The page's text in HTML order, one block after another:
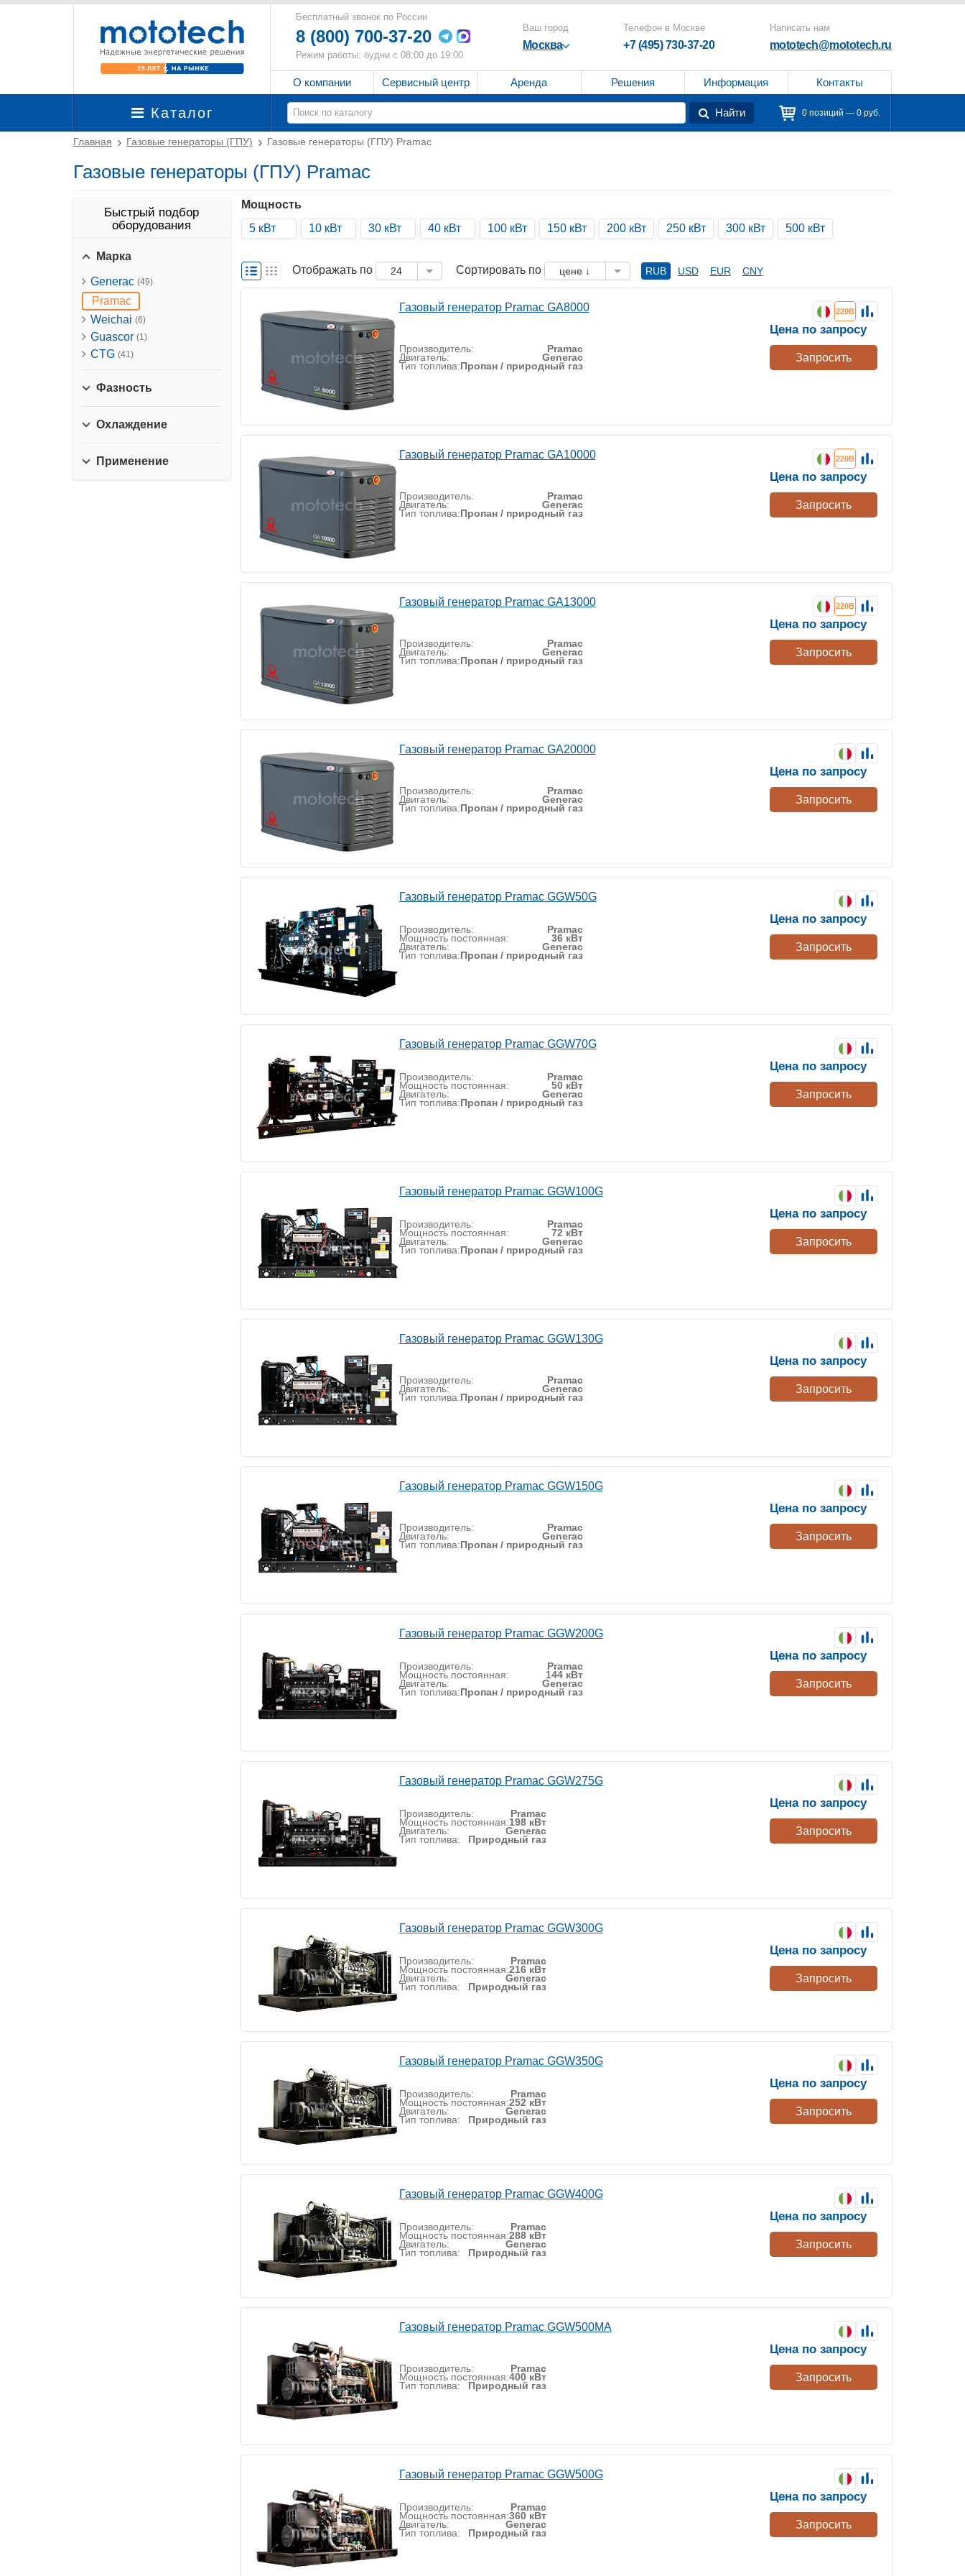
Бесплатный звонок по России
8 (800) 700-37-20
Режим работы: будни с 08:00 до 19:00
Ваш город
Москва
Телефон в Москве
+7 (495) 730-37-20
Написать нам
mototech@mototech.ru
О компании Сервисный центр Аренда Решения Информация Контакты
Каталог Найти 0 позиций — 0 руб.
Главная Газовые генераторы (ГПУ) Газовые генераторы (ГПУ) Pramac
Газовые генераторы (ГПУ) Pramac
Быстрый подбор
оборудования
Марка
Generac (49)
Pramac
Weichai (6)
Guascor (1)
CTG (41)
Фазность
Охлаждение
Применение
Мощность
5 кВт
10 кВт 30 кВт 40 кВт 100 кВт 150 кВт 200 кВт 250 кВт 300 кВт 500 кВт
Отображать по 24 Сортировать по цене ↓ RUB USD EUR CNY
Газовый генератор Pramac GA8000
Производитель: Pramac
Двигатель: Generac
Тип топлива:Пропан / природный газ
220В
Цена по запросу
Запросить
Газовый генератор Pramac GA10000
Производитель: Pramac
Двигатель: Generac
Тип топлива:Пропан / природный газ
220В
Цена по запросу
Запросить
Газовый генератор Pramac GA13000
Производитель: Pramac
Двигатель: Generac
Тип топлива:Пропан / природный газ
220В
Цена по запросу
Запросить
Газовый генератор Pramac GA20000
Производитель: Pramac
Двигатель: Generac
Тип топлива:Пропан / природный газ
Цена по запросу
Запросить
Газовый генератор Pramac GGW50G
Производитель: Pramac
Мощность постоянная: 36 кВт
Двигатель: Generac
Тип топлива:Пропан / природный газ
Цена по запросу
Запросить
Газовый генератор Pramac GGW70G
Производитель: Pramac
Мощность постоянная: 50 кВт
Двигатель: Generac
Тип топлива:Пропан / природный газ
Цена по запросу
Запросить
Газовый генератор Pramac GGW100G
Производитель: Pramac
Мощность постоянная: 72 кВт
Двигатель: Generac
Тип топлива:Пропан / природный газ
Цена по запросу
Запросить
Газовый генератор Pramac GGW130G
Производитель: Pramac
Двигатель: Generac
Тип топлива:Пропан / природный газ
Цена по запросу
Запросить
Газовый генератор Pramac GGW150G
Производитель: Pramac
Двигатель: Generac
Тип топлива:Пропан / природный газ
Цена по запросу
Запросить
Газовый генератор Pramac GGW200G
Производитель: Pramac
Мощность постоянная: 144 кВт
Двигатель: Generac
Тип топлива:Пропан / природный газ
Цена по запросу
Запросить
Газовый генератор Pramac GGW275G
Производитель: Pramac
Мощность постоянная:198 кВт
Двигатель: Generac
Тип топлива: Природный газ
Цена по запросу
Запросить
Газовый генератор Pramac GGW300G
Производитель: Pramac
Мощность постоянная:216 кВт
Двигатель: Generac
Тип топлива: Природный газ
Цена по запросу
Запросить
Газовый генератор Pramac GGW350G
Производитель: Pramac
Мощность постоянная:252 кВт
Двигатель: Generac
Тип топлива: Природный газ
Цена по запросу
Запросить
Газовый генератор Pramac GGW400G
Производитель: Pramac
Мощность постоянная:288 кВт
Двигатель: Generac
Тип топлива: Природный газ
Цена по запросу
Запросить
Газовый генератор Pramac GGW500MA
Производитель: Pramac
Мощность постоянная:400 кВт
Тип топлива: Природный газ
Цена по запросу
Запросить
Газовый генератор Pramac GGW500G
Производитель: Pramac
Мощность постоянная:360 кВт
Двигатель: Generac
Тип топлива: Природный газ
Цена по запросу
Запросить